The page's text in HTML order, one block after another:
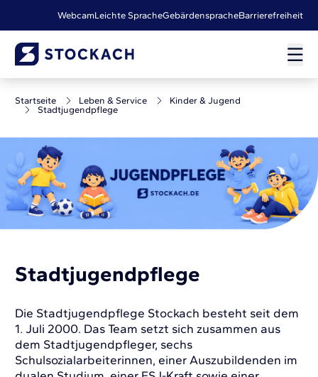
WebcamLeichte SpracheGebärdenspracheBarrierefreiheit
Startseite Leben & Service
Kinder & Jugend
Stadtjugendpflege
Stadtjugendpflege
Die Stadtjugendpflege Stockach besteht seit dem
1. Juli 2000. Das Team setzt sich zusammen aus
dem Stadtjugendpfleger, sechs
Schulsozialarbeiterinnen, einer Auszubildenden im